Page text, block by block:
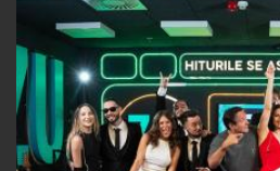
Tyla a lansat un nou
„A*Pop”
30 Iulie
Alexia lansează